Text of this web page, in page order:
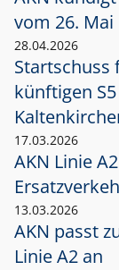
vom 26. Mai
28.04.2026
Startschuss
künftigen
17.03.2026
AKN Linie
13.03.2026
AKN passt
Linie A2 an